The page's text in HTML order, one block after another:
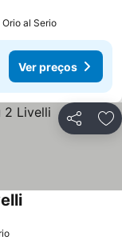
al Serio
Ver preços
Partilhar